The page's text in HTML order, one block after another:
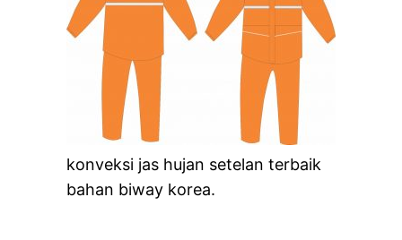
konveksi jas hujan setelan terbaik
bahan biway korea.